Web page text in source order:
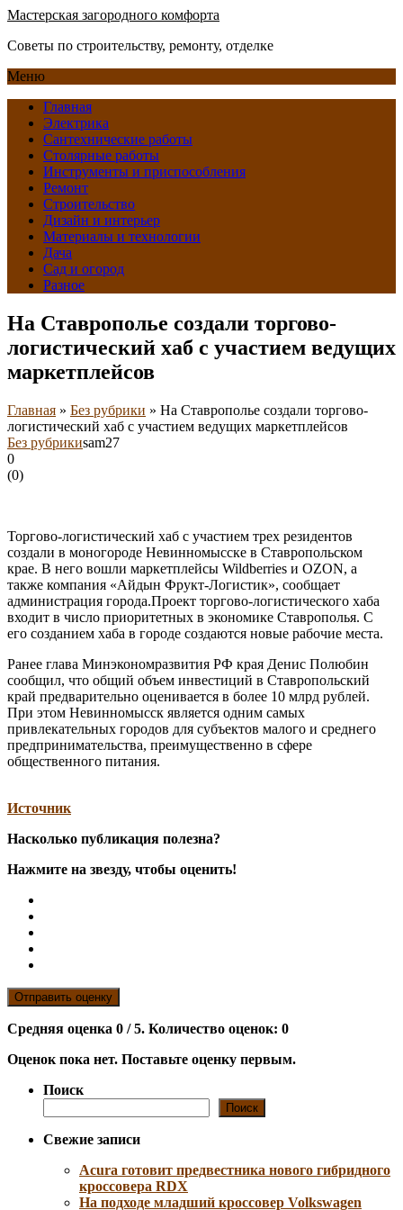
Мастерская загородного комфорта
Советы по строительству, ремонту, отделке
Меню
Главная
Электрика
Сантехнические работы
Столярные работы
Инструменты и приспособления
Ремонт
Строительство
Дизайн и интерьер
Материалы и технологии
Дача
Сад и огород
Разное
На Ставрополье создали торгово-
логистический хаб с участием ведущих
маркетплейсов
Главная » Без рубрики » На Ставрополье создали торгово-
логистический хаб с участием ведущих маркетплейсов
Без рубрикиsam27
0
(0)
Торгово-логистический хаб с участием трех резидентов
создали в моногороде Невинномысске в Ставропольском
крае. В него вошли маркетплейсы Wildberries и OZON, а
также компания «Айдын Фрукт-Логистик», сообщает
администрация города.Проект торгово-логистического хаба
входит в число приоритетных в экономике Ставрополья. С
его созданием хаба в городе создаются новые рабочие места.
Ранее глава Минэкономразвития РФ края Денис Полюбин
сообщил, что общий объем инвестиций в Ставропольский
край предварительно оценивается в более 10 млрд рублей.
При этом Невинномысск является одним самых
привлекательных городов для субъектов малого и среднего
предпринимательства, преимущественно в сфере
общественного питания.
Источник
Насколько публикация полезна?
Нажмите на звезду, чтобы оценить!
Отправить оценку
Средняя оценка 0 / 5. Количество оценок: 0
Оценок пока нет. Поставьте оценку первым.
Поиск
Поиск
Свежие записи
Acura готовит предвестника нового гибридного
кроссовера RDX
На подходе младший кроссовер Volkswagen